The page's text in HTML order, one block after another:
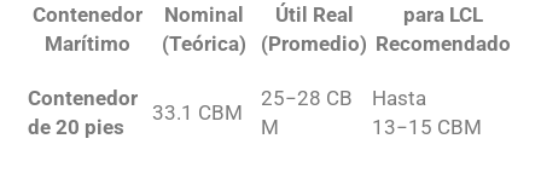
Contenedor
Marítimo
Nominal
(Teórica)
Útil Real
(Promedio)
para LCL
Recomendado
Contenedor
de 20 pies
33.1 CBM
25−28 CB
M
Hasta
13−15 CBM